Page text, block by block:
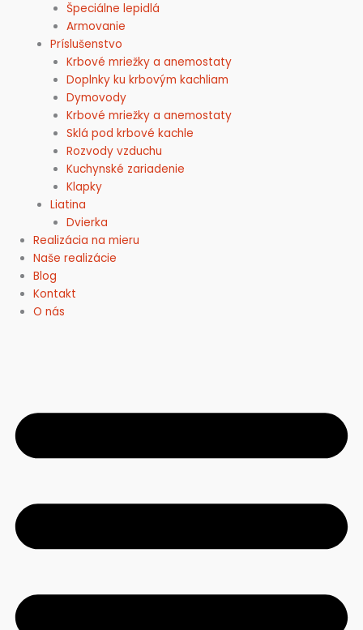
Špeciálne lepidlá
Armovanie
Príslušenstvo
Krbové mriežky a anemostaty
Doplnky ku krbovým kachliam
Dymovody
Krbové mriežky a anemostaty
Sklá pod krbové kachle
Rozvody vzduchu
Kuchynské zariadenie
Klapky
Liatina
Dvierka
Realizácia na mieru
Naše realizácie
Blog
Kontakt
O nás